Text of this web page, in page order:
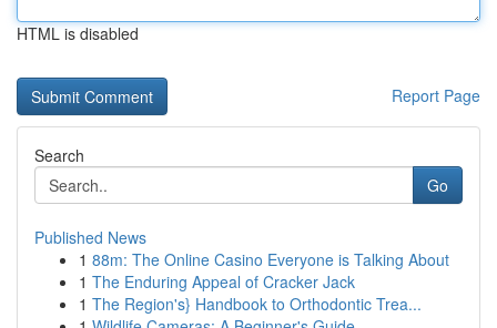
HTML is disabled
Report Page
Search
Go
Published News
1 88m: The Online Casino Everyone is Talking About
1 The Enduring Appeal of Cracker Jack
1 The Region's} Handbook to Orthodontic Trea...